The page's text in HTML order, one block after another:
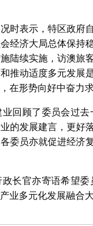
时表示，特区政府
经济大局总体保持
陆续实施，访澳旅
推动适度多元发展
在形势向好中奋力
回顾了委员会过
的发展建言，更好
委员亦就促进经济
长官亦寄语希望
业多元化发展融合